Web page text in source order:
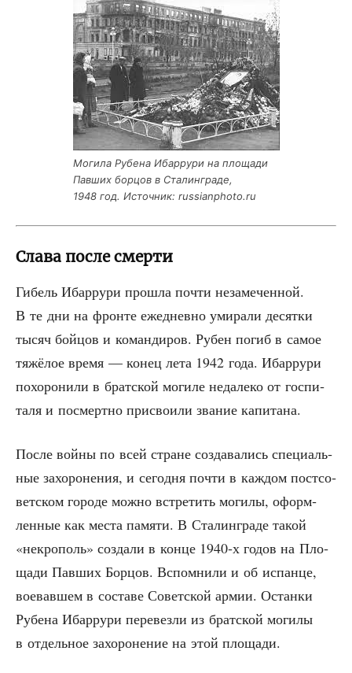
Моги­ла Рубе­на Ибар­ру­ри на пло­ща­ди
Пав­ших бор­цов в Ста­лин­гра­де,
1948 год. Источ­ник: russianphoto.ru
Слава после смерти
Гибель Ибар­ру­ри про­шла почти неза­ме­чен­ной.
В те дни на фрон­те еже­днев­но уми­ра­ли десят­ки
тысяч бой­цов и коман­ди­ров. Рубен погиб в самое
тяжё­лое вре­мя — конец лета 1942 года. Ибар­ру­ри
похо­ро­ни­ли в брат­ской моги­ле неда­ле­ко от гос­пи­
та­ля и посмерт­но при­сво­и­ли зва­ние капитана.
После вой­ны по всей стране созда­ва­лись спе­ци­аль­
ные захо­ро­не­ния, и сего­дня почти в каж­дом пост­со­
вет­ском горо­де мож­но встре­тить моги­лы, оформ­
лен­ные как места памя­ти. В Ста­лин­гра­де такой
«некро­поль» созда­ли в кон­це 1940‑х годов на Пло­
ща­ди Пав­ших Бор­цов. Вспом­ни­ли и об испан­це,
вое­вав­шем в соста­ве Совет­ской армии. Остан­ки
Рубе­на Ибар­ру­ри пере­вез­ли из брат­ской моги­лы
в отдель­ное захо­ро­не­ние на этой площади.